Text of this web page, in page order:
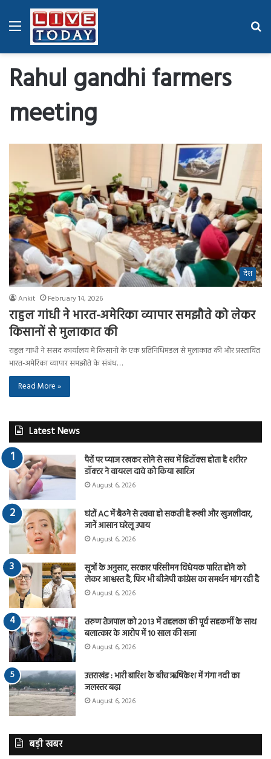
Menu
Rahul gandhi farmers
meeting
देश
Ankit February 14, 2026
राहुल गांधी ने भारत-अमेरिका व्यापार समझौते को लेकर
किसानों से मुलाकात की
राहुल गांधी ने संसद कार्यालय में किसानों के एक प्रतिनिधिमंडल से मुलाकात की और प्रस्तावित
भारत-अमेरिका व्यापार समझौते के संबंध…
Read More »
Latest News
पैरों पर प्याज रखकर सोने से सच में डिटॉक्स होता है शरीर?
डॉक्टर ने वायरल दावे को किया खारिज
August 6, 2026
घंटों AC में बैठने से त्वचा हो सकती है रूखी और खुजलीदार,
जानें आसान घरेलू उपाय
August 6, 2026
सूत्रों के अनुसार, सरकार परिसीमन विधेयक पारित होने को
लेकर आश्वस्त है, फिर भी बीजेपी कांग्रेस का समर्थन मांग रही है
August 6, 2026
तरुण तेजपाल को 2013 में तहलका की पूर्व सहकर्मी के साथ
बलात्कार के आरोप में 10 साल की सजा
August 6, 2026
उत्तराखंड : भारी बारिश के बीच ऋषिकेश में गंगा नदी का
जलस्तर बढ़ा
August 6, 2026
बड़ी खबर